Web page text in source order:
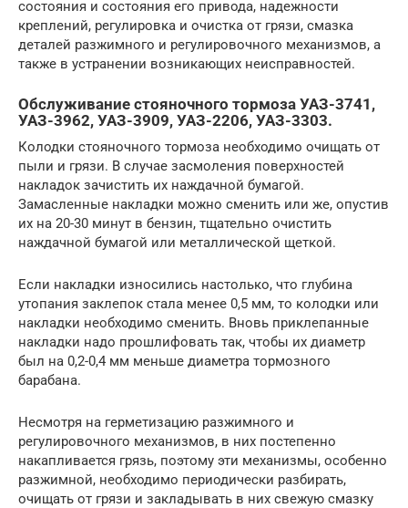
состояния и состояния его привода, надежности
креплений, регулировка и очистка от грязи, смазка
деталей разжимного и регулировочного механизмов, а
также в устранении возникающих неисправностей.
Обслуживание стояночного тормоза УАЗ-3741,
УАЗ-3962, УАЗ-3909, УАЗ-2206, УАЗ-3303.
Колодки стояночного тормоза необходимо очищать от
пыли и грязи. В случае засмоления поверхностей
накладок зачистить их наждачной бумагой.
Замасленные накладки можно сменить или же, опустив
их на 20-30 минут в бензин, тщательно очистить
наждачной бумагой или металлической щеткой.
Если накладки износились настолько, что глубина
утопания заклепок стала менее 0,5 мм, то колодки или
накладки необходимо сменить. Вновь приклепанные
накладки надо прошлифовать так, чтобы их диаметр
был на 0,2-0,4 мм меньше диаметра тормозного
барабана.
Несмотря на герметизацию разжимного и
регулировочного механизмов, в них постепенно
накапливается грязь, поэтому эти механизмы, особенно
разжимной, необходимо периодически разбирать,
очищать от грязи и закладывать в них свежую смазку